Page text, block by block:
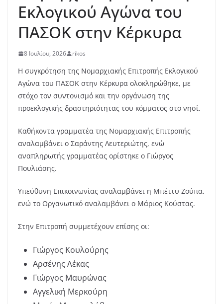
Εκλογικού Αγώνα του
ΠΑΣΟΚ στην Κέρκυρα
8 Ιουλίου, 2026 rikos
Η συγκρότηση της Νομαρχιακής Επιτροπής Εκλογικού
Αγώνα του ΠΑΣΟΚ στην Κέρκυρα ολοκληρώθηκε, με
στόχο τον συντονισμό και την οργάνωση της
προεκλογικής δραστηριότητας του κόμματος στο νησί.
Καθήκοντα γραμματέα της Νομαρχιακής Επιτροπής
αναλαμβάνει ο Σαράντης Λευτεριώτης, ενώ
αναπληρωτής γραμματέας ορίστηκε ο Γιώργος
Πουλιάσης.
Υπεύθυνη Επικοινωνίας αναλαμβάνει η Μπέττυ Ζούπα,
ενώ το Οργανωτικό αναλαμβάνει ο Μάριος Κούστας.
Στην Επιτροπή συμμετέχουν επίσης οι:
Γιώργος Κουλούρης
Αρσένης Λέκας
Γιώργος Μαυρώνας
Αγγελική Μερκούρη